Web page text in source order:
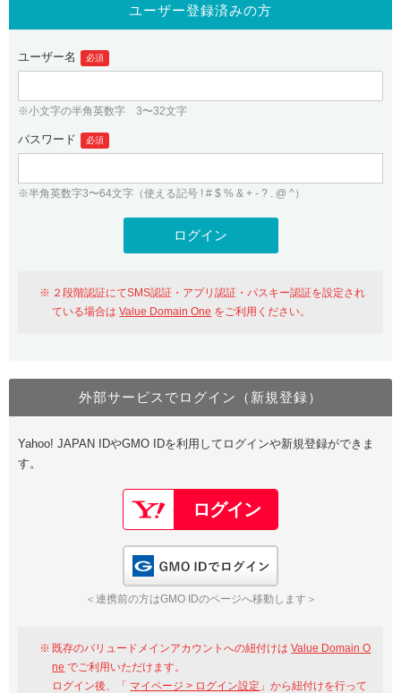
gTLDオークション NEW!
.jpドメインバックオーダー
プレミアムドメイン
人気ドメインの種類
WHOIS検索
紹介制度
バリュードメインAPI
ドメイン・ホスティングOEM
ログイン
従来のバリュードメインをご利用希望の方
Value Domainにログイン
おすすめ One レンタルサーバーを含む最新の機能を使う方
Value Domain Oneにログイン
Google
GMO ID Amazon
※AmazonはValue Domain Oneのログイン画面へ遷移します
ユーザー登録
Value Domain Oneアカウント作成
以下でも登録可能
Google Yahoo!
GMO ID
ユーザー登録済みの方
ユーザー名 必須
※小文字の半角英数字 3〜32文字
パスワード 必須
※半角英数字3〜64文字（使える記号 ! # $ % & + - ? . @ ^）
２段階認証にてSMS認証・アプリ認証・パスキー認証を設定され
ている場合はValue Domain One をご利用ください。
外部サービスでログイン（新規登録）
Yahoo! JAPAN IDやGMO IDを利用してログインや新規登録ができま
す。
＜連携前の方はGMO IDのページへ移動します＞
既存のバリュードメインアカウントへの紐付けはValue Domain O
ne でご利用いただけます。
ログイン後、「 マイページ > ログイン設定 」から紐付けを行って